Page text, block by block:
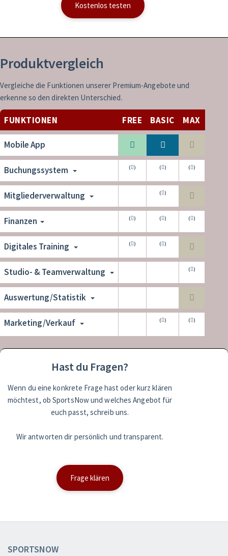
Kostenlos testen
Produktvergleich
Vergleiche die Funktionen unserer Premium-Angebote und
erkenne so den direkten Unterschied.
FUNKTIONEN FREE BASIC MAX
Mobile App
Buchungssystem ( ) ( ) ( )
Mitgliederverwaltung ( )
Finanzen ( ) ( ) ( )
Digitales Training ( ) ( )
Studio- & Teamverwaltung ( )
Auswertung/Statistik
Marketing/Verkauf ( ) ( )
Hast du Fragen?
Wenn du eine konkrete Frage hast oder kurz klären
möchtest, ob SportsNow und welches Angebot für
euch passt, schreib uns.
Wir antworten dir persönlich und transparent.
Frage klären
SPORTSNOW